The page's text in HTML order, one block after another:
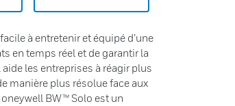
à entretenir et équipé d’une
en temps réel et de garantir la
les entreprises à réagir plus
manière plus résolue face aux
BW™ Solo est un